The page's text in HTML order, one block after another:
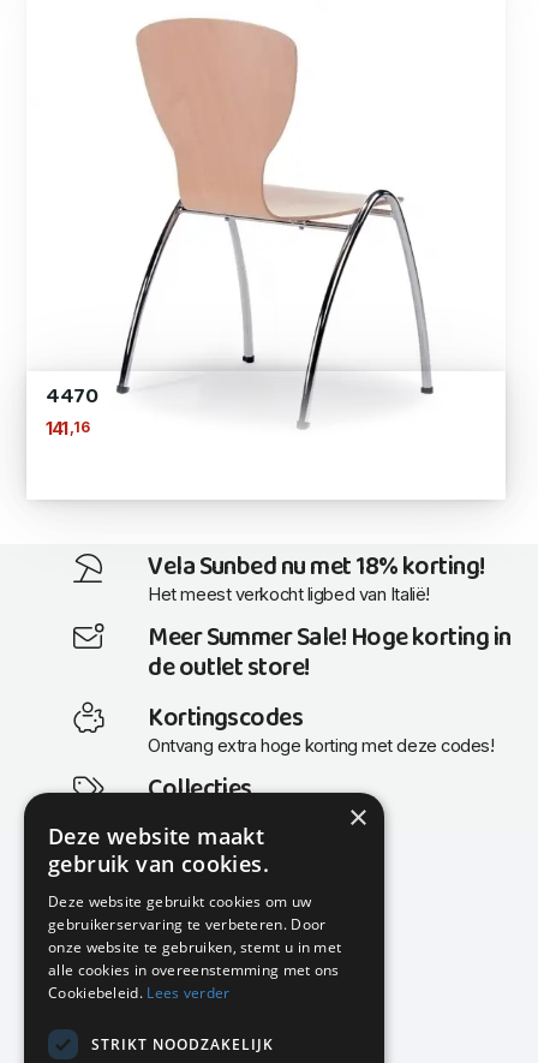
4470
141 ,16
Vela Sunbed nu met 18% korting!
Het meest verkocht ligbed van Italië!
Meer Summer Sale! Hoge korting in
de outlet store!
Kortingscodes
Ontvang extra hoge korting met deze codes!
Collecties
Actuele en populaire collecties
KMP Kantoormeubilair
Airport Business Park
Frankfurtstraat 29-31
1175 RH Lijnden
020-617 01 26
×
Deze website maakt
gebruik van cookies.
Deze website gebruikt cookies om uw
gebruikerservaring te verbeteren. Door
onze website te gebruiken, stemt u in met
alle cookies in overeenstemming met ons
Cookiebeleid. Lees verder
STRIKT NOODZAKELIJK